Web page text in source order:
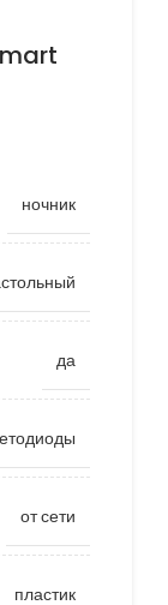
ночник
да
от сети
пластик